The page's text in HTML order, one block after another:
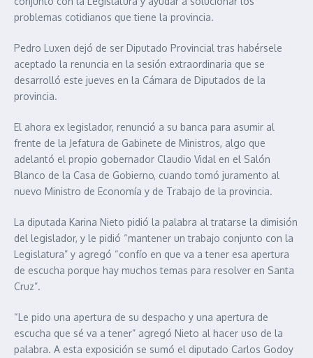
problemas cotidianos que tiene la provincia.
Pedro Luxen dejó de ser Diputado Provincial tras habérsele
aceptado la renuncia en la sesión extraordinaria que se
desarrolló este jueves en la Cámara de Diputados de la
provincia.
El ahora ex legislador, renunció a su banca para asumir al
frente de la Jefatura de Gabinete de Ministros, algo que
adelantó el propio gobernador Claudio Vidal en el Salón
Blanco de la Casa de Gobierno, cuando tomó juramento al
nuevo Ministro de Economía y de Trabajo de la provincia.
La diputada Karina Nieto pidió la palabra al tratarse la dimisión
del legislador, y le pidió “mantener un trabajo conjunto con la
Legislatura” y agregó “confío en que va a tener esa apertura
de escucha porque hay muchos temas para resolver en Santa
Cruz”.
“Le pido una apertura de su despacho y una apertura de
escucha que sé va a tener” agregó Nieto al hacer uso de la
palabra. A esta exposición se sumó el diputado Carlos Godoy